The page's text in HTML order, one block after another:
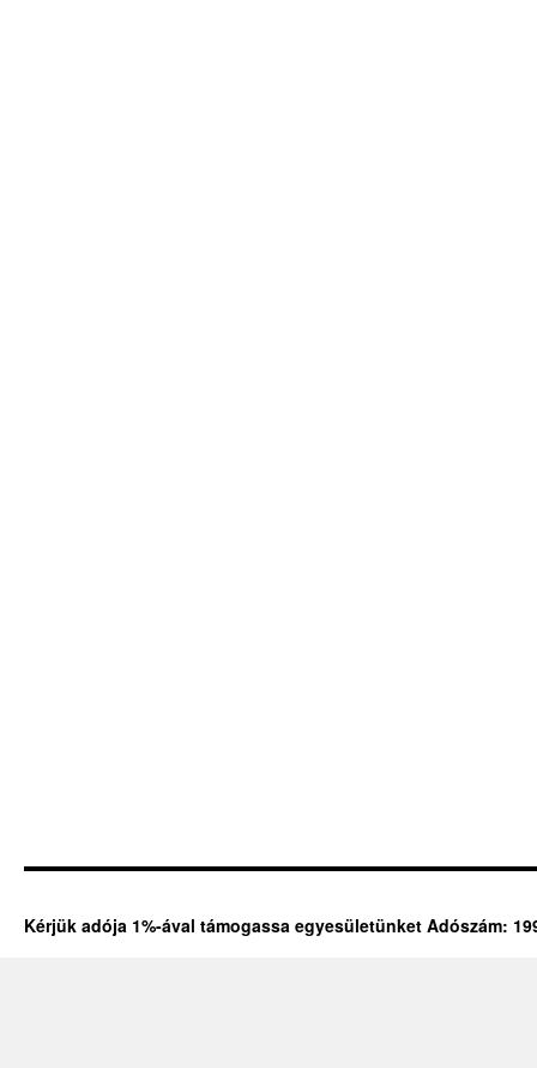
Kérjük adója 1%-ával támogassa egyesületünket Adószám: